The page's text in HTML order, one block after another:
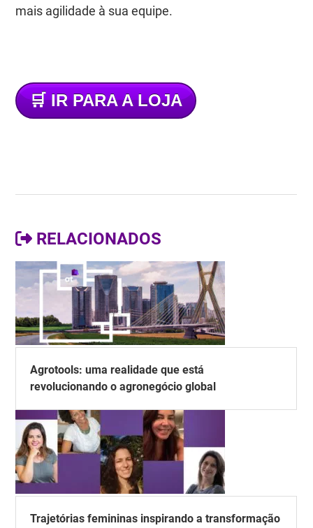
mais agilidade à sua equipe.
🛒IR PARA A LOJA
RELACIONADOS
Agrotools: uma realidade que está
revolucionando o agronegócio global
Trajetórias femininas inspirando a transformação